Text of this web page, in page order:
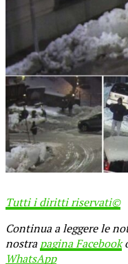
Tutti i diritti riservati©
Continua a leggere le
nostrapagina Facebook
WhatsApp